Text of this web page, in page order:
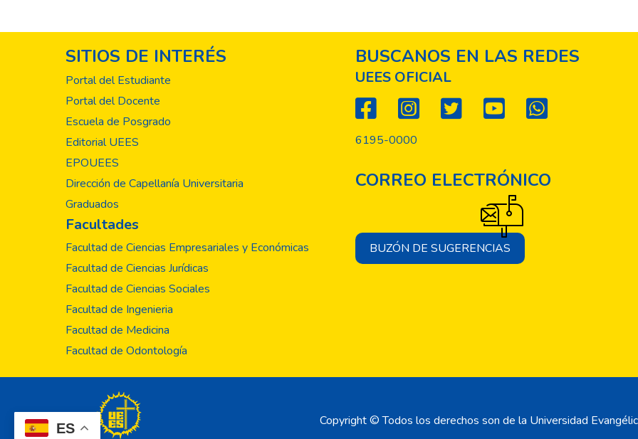
ES
SITIOS DE INTERÉS
Portal del Estudiante
Portal del Docente
Escuela de Posgrado
Editorial UEES
EPOUEES
Dirección de Capellanía Universitaria
Graduados
Facultades
Facultad de Ciencias Empresariales y Económicas
Facultad de Ciencias Jurídicas
Facultad de Ciencias Sociales
Facultad de Ingenieria
Facultad de Medicina
Facultad de Odontología
BUSCANOS EN LAS REDES
UEES OFICIAL
6195-0000
CORREO ELECTRÓNICO
BUZÓN DE SUGERENCIAS
Copyright © Todos los derechos son de la Universidad